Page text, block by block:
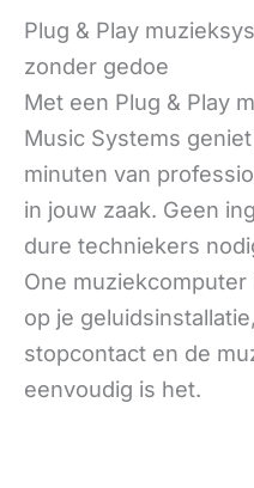
Plug & Play
zonder gedoe
Met een Plug & Play
Music Systems
minuten van
in jouw zaak. Geen
dure techniekers
One muziekcomputer
op je
stopcontact en de
eenvoudig is het.